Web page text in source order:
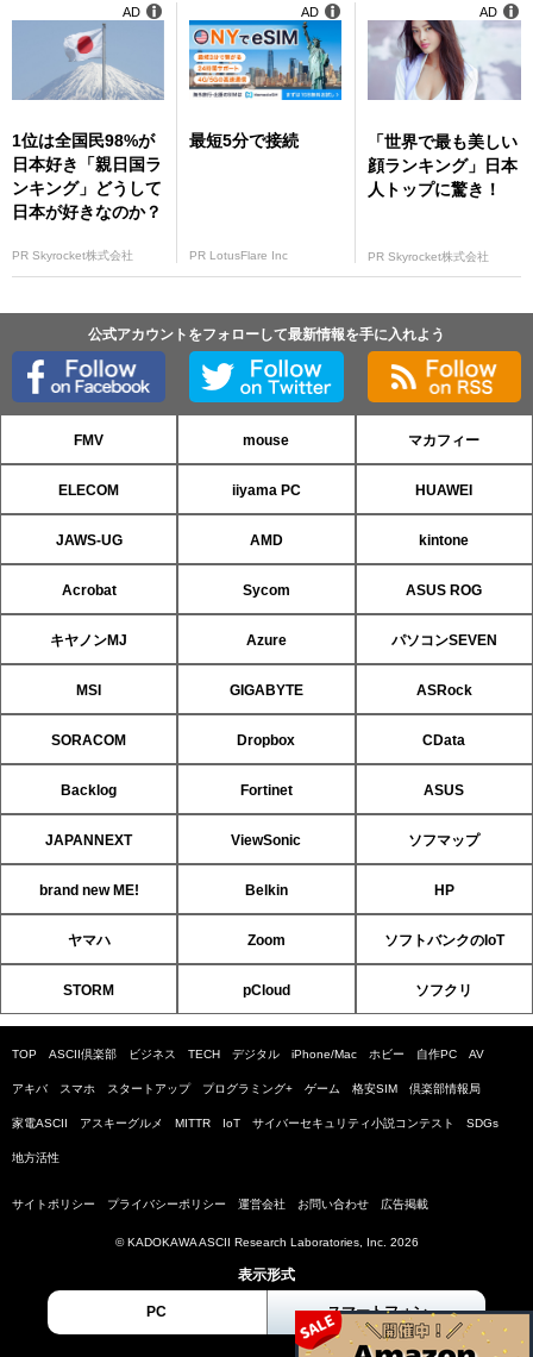
1位は全国民98%が
日本好き「親日国ラ
ンキング」どうして
日本が好きなのか？
PR Skyrocket株式会社
AD
最短5分で接続
PR LotusFlare Inc
AD
「世界で最も美しい
顔ランキング」日本
人トップに驚き！
PR Skyrocket株式会社
AD
公式アカウントをフォローして最新情報を手に入れよう
FMV mouse マカフィー
ELECOM iiyama PC HUAWEI
JAWS-UG AMD kintone
Acrobat Sycom ASUS ROG
キヤノンMJ Azure パソコンSEVEN
MSI GIGABYTE ASRock
SORACOM Dropbox CData
Backlog Fortinet ASUS
JAPANNEXT ViewSonic ソフマップ
brand new ME! Belkin HP
ヤマハ Zoom ソフトバンクのIoT
STORM pCloud ソフクリ
TOP ASCII倶楽部 ビジネス TECH デジタル iPhone/Mac ホビー 自作PC AV
アキバ スマホ スタートアップ プログラミング+ ゲーム 格安SIM 倶楽部情報局
家電ASCII アスキーグルメ MITTR IoT サイバーセキュリティ小説コンテスト SDGs
地方活性
サイトポリシー プライバシーポリシー 運営会社 お問い合わせ 広告掲載
© KADOKAWA ASCII Research Laboratories, Inc. 2026
表示形式
PC スマートフォン